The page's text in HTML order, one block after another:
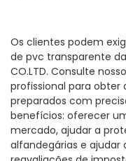
Os clientes podem
de pvc transparente da
CO.LTD. Consulte
profissional para obter
preparados com
benefícios: oferecer
mercado, ajudar a
alfandegárias e ajudar